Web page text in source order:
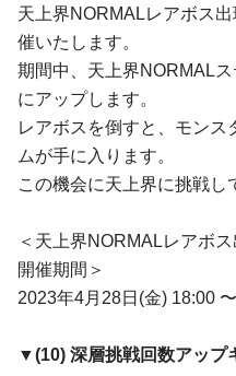
天上界NORMALレアボス
催いたします。
期間中、天上界NORMAL
にアップします。
レアボスを倒すと、モンス
ムが手に入ります。
この機会に天上界に挑戦し
＜天上界NORMALレアボ
開催期間＞
2023年4月28日(金) 18:00
▼(10) 深層挑戦回数アップ